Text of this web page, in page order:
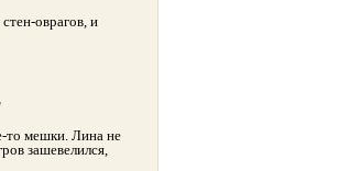
оврагов, и
то мешки. Лина не
зашевелился,